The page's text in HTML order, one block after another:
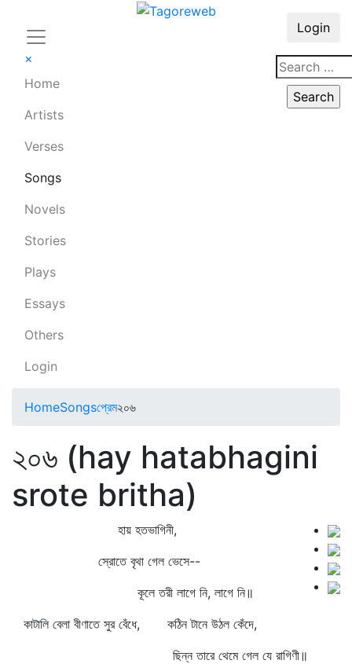
×
Home
Artists
Verses
Songs
Novels
Stories
Plays
Essays
Others
Login
Login
HomeSongsপ্রেম২০৬
২০৬ (hay hatabhagini
srote britha)
হায় হতভাগিনী,
স্রোতে বৃথা গেল ভেসে--
কূলে তরী লাগে নি, লাগে নি॥
কাটালি বেলা বীণাতে সুর বেঁধে, কঠিন টানে উঠল কেঁদে,
ছিন্ন তারে থেমে গেল যে রাগিণী॥